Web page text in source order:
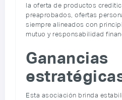
la oferta de productos
preaprobados, ofertas
siempre alineados con
mutuo y responsabilidad
Ganancias
Esta asociación brinda